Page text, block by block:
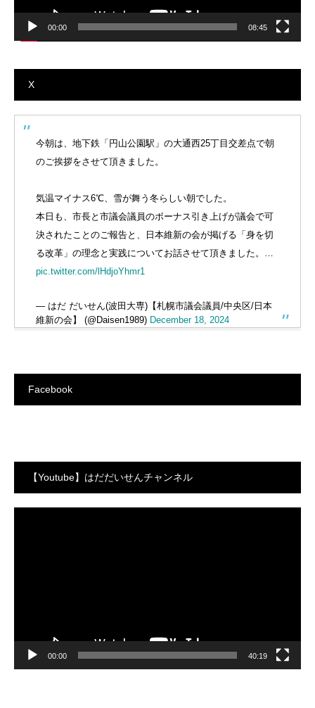
00:00 08:45
X
今朝は、地下鉄「円山公園駅」の大通西25丁目交差点で朝
のご挨拶をさせて頂きました。
気温マイナス6℃、雪が舞う冬らしい朝でした。
本日も、市長と市議会議員のボーナス引き上げが議会で可
決されたことのご報告と、日本維新の会が掲げる「身を切
る改革」の理念と実践についてお話させて頂きました。…
pic.twitter.com/lHdjoYhmr1
— はだ だいせん(波田大専)【札幌市議会議員/中央区/日本
維新の会】 (@Daisen1989) December 18, 2024
Facebook
【Youtube】はだだいせんチャンネル
00:00 40:19